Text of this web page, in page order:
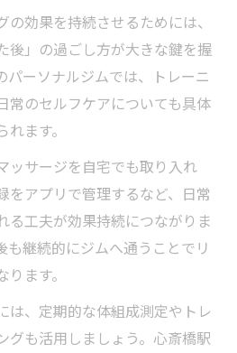
効果を持続させるためには、
後」の過ごし方が大きな鍵を握
パーソナルジムでは、トレーニ
常のセルフケアについても具体
ます。
ッサージを自宅でも取り入れ
をアプリで管理するなど、日常
る工夫が効果持続につながりま
も継続的にジムへ通うことでリ
ます。
は、定期的な体組成測定やトレ
グも活用しましょう。心斎橋駅